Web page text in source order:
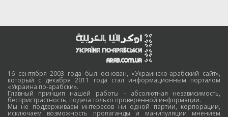
16 сентября 2003 года был основан, «Украинско-арабский сайт»,
который с декабря 2011 года стал информационным порталом
«Украина по-арабски».
Главный принцип нашей работы – абсолютная независимость,
беспристрастность, подача только проверенной информации.
Мы не поддерживаем интересов ни одной партии, корпорации,
исключаем возможность пропаганды и манипуляции мнением